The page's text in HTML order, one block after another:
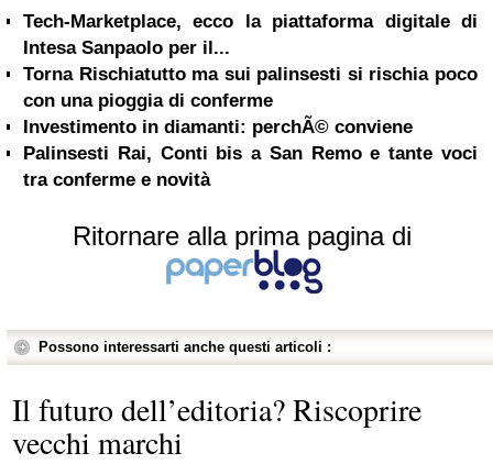
Tech-Marketplace, ecco la piattaforma digitale di
Intesa Sanpaolo per il...
Torna Rischiatutto ma sui palinsesti si rischia poco
con una pioggia di conferme
Investimento in diamanti: perchÃ© conviene
Palinsesti Rai, Conti bis a San Remo e tante voci
tra conferme e novità
Ritornare alla prima pagina di
Possono interessarti anche questi articoli :
Il futuro dell’editoria? Riscoprire
vecchi marchi